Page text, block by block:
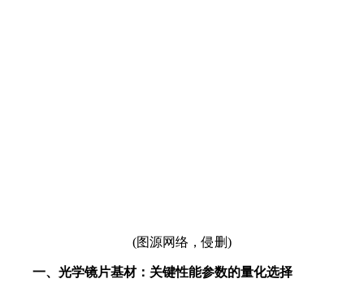
(图源网络，侵删)
一、光学镜片基材：关键性能参数的量化选择